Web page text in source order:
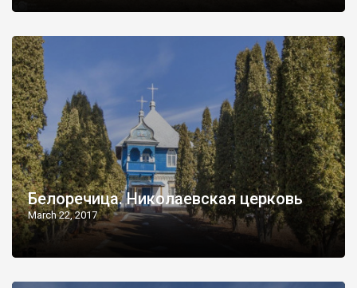
Белоречица. Николаевская церковь
March 22, 2017